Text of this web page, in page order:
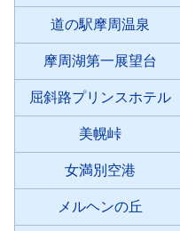
道の駅摩周温泉
摩周湖第一展望台
屈斜路プリンスホテル
美幌峠
女満別空港
メルヘンの丘